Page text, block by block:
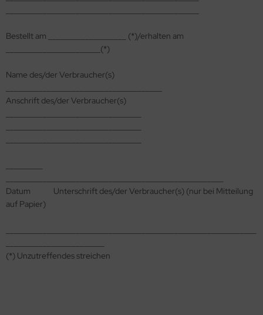
Bestellt am ___________________ (*)/erhalten am
_______________________(*)
Name des/der Verbraucher(s)
Anschrift des/der Verbraucher(s)
Datum Unterschrift des/der Verbraucher(s) (nur bei Mitteilung
auf Papier)
(*) Unzutreffendes streichen